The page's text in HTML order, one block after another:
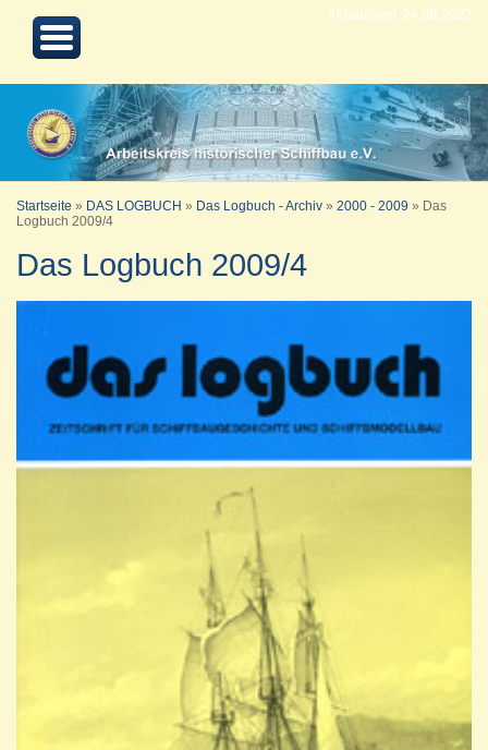
Aktualisiert 24.08.2022
Startseite » DAS LOGBUCH » Das Logbuch - Archiv » 2000 - 2009 »
Das
Logbuch 2009/4
Das Logbuch 2009/4